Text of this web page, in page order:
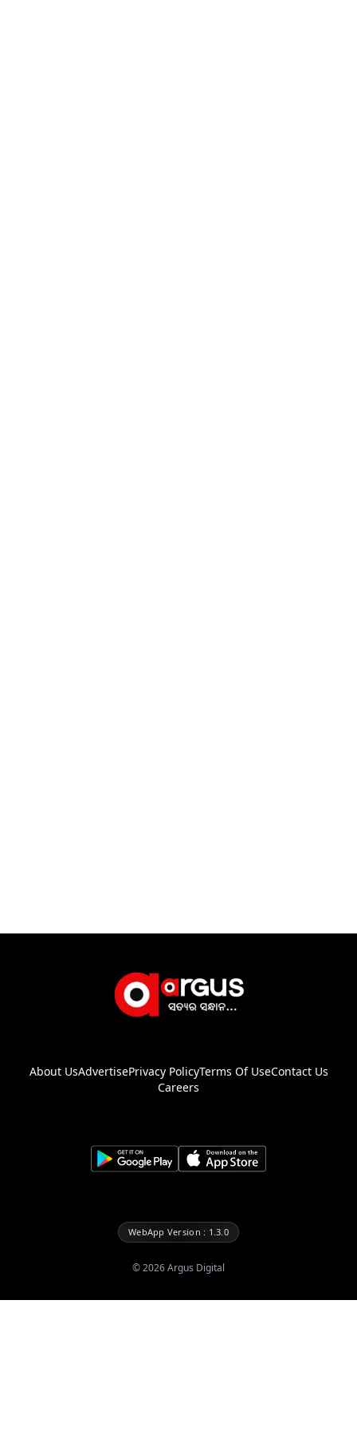
About UsAdvertisePrivacy PolicyTerms Of UseContact Us
Careers
WebApp Version : 1.3.0
©2026Argus Digital